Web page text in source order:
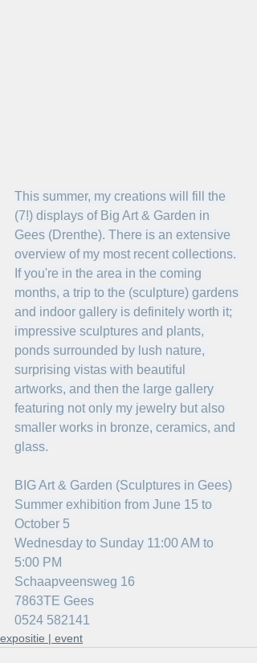
This summer, my creations will fill the
(7!) displays of Big Art & Garden in
Gees (Drenthe). There is an extensive
overview of my most recent collections.
If you're in the area in the coming
months, a trip to the (sculpture) gardens
and indoor gallery is definitely worth it;
impressive sculptures and plants,
ponds surrounded by lush nature,
surprising vistas with beautiful
artworks, and then the large gallery
featuring not only my jewelry but also
smaller works in bronze, ceramics, and
glass.
BIG Art & Garden (Sculptures in Gees)
Summer exhibition from June 15 to
October 5
Wednesday to Sunday 11:00 AM to
5:00 PM
Schaapveensweg 16
7863TE Gees
0524 582141
expositie | event